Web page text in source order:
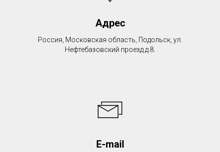
Адрес
Россия, Московская область, Подольск, ул.
Нефтебазовский проезд д.8.
E-mail